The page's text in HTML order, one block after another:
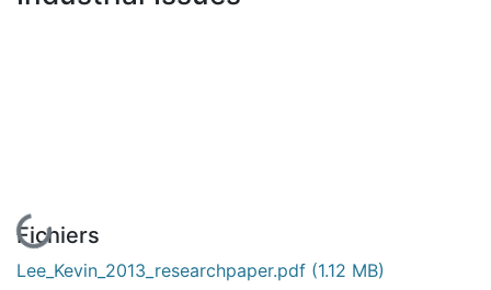
En cours de chargement...
Fichiers
Lee_Kevin_2013_researchpaper.pdf (1.12 MB)